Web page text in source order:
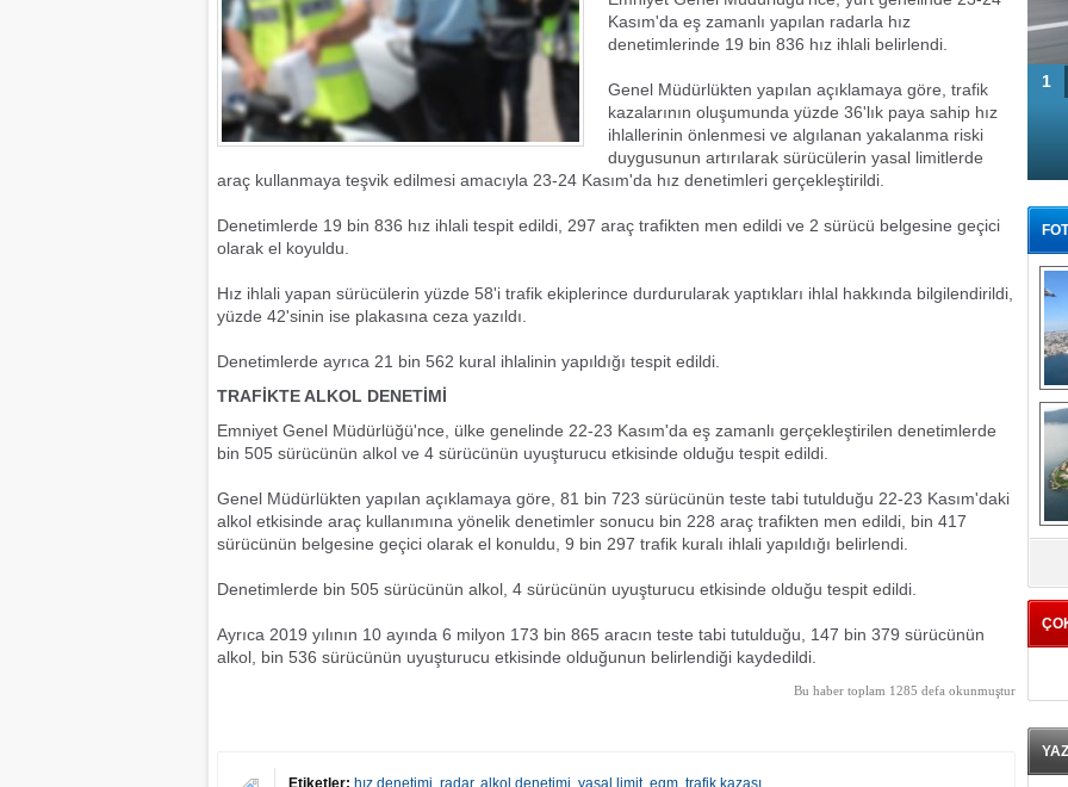
Kasım'da eş zamanlı yapılan radarla hız
denetimlerinde 19 bin 836 hız ihlali belirlendi.
Genel Müdürlükten yapılan açıklamaya göre, trafik
kazalarının oluşumunda yüzde 36'lık paya sahip hız
ihlallerinin önlenmesi ve algılanan yakalanma riski
duygusunun artırılarak sürücülerin yasal limitlerde
araç kullanmaya teşvik edilmesi amacıyla 23-24 Kasım'da hız denetimleri gerçekleştirildi.
Denetimlerde 19 bin 836 hız ihlali tespit edildi, 297 araç trafikten men edildi ve 2 sürücü belgesine geçici
olarak el koyuldu.
Hız ihlali yapan sürücülerin yüzde 58'i trafik ekiplerince durdurularak yaptıkları ihlal hakkında bilgilendirildi,
yüzde 42'sinin ise plakasına ceza yazıldı.
Denetimlerde ayrıca 21 bin 562 kural ihlalinin yapıldığı tespit edildi.
TRAFİKTE ALKOL DENETİMİ
Emniyet Genel Müdürlüğü'nce, ülke genelinde 22-23 Kasım'da eş zamanlı gerçekleştirilen denetimlerde
bin 505 sürücünün alkol ve 4 sürücünün uyuşturucu etkisinde olduğu tespit edildi.
Genel Müdürlükten yapılan açıklamaya göre, 81 bin 723 sürücünün teste tabi tutulduğu 22-23 Kasım'daki
alkol etkisinde araç kullanımına yönelik denetimler sonucu bin 228 araç trafikten men edildi, bin 417
sürücünün belgesine geçici olarak el konuldu, 9 bin 297 trafik kuralı ihlali yapıldığı belirlendi.
Denetimlerde bin 505 sürücünün alkol, 4 sürücünün uyuşturucu etkisinde olduğu tespit edildi.
Ayrıca 2019 yılının 10 ayında 6 milyon 173 bin 865 aracın teste tabi tutulduğu, 147 bin 379 sürücünün
alkol, bin 536 sürücünün uyuşturucu etkisinde olduğunun belirlendiği kaydedildi.
Bu haber toplam 1285 defa okunmuştur
Etiketler: hız denetimi, radar, alkol denetimi, yasal limit, egm, trafik kazası
1